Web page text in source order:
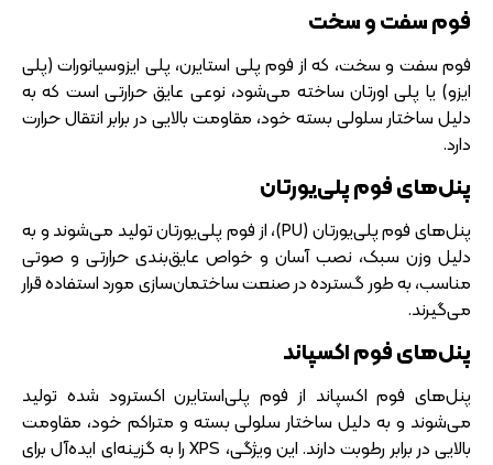
فوم سفت و سخت
فوم سفت و سخت، که از فوم پلی استایرن، پلی ایزوسیانورات (پلی
ایزو) یا پلی اورتان ساخته می‌شود، نوعی عایق حرارتی است که به
دلیل ساختار سلولی بسته خود، مقاومت بالایی در برابر انتقال حرارت
دارد.
پنل‌های فوم پلی‌یورتان
پنل‌های فوم پلی‌یورتان (PU)، از فوم پلی‌یورتان تولید می‌شوند و به
دلیل وزن سبک، نصب آسان و خواص عایق‌بندی حرارتی و صوتی
مناسب، به طور گسترده در صنعت ساختمان‌سازی مورد استفاده قرار
می‌گیرند.
پنل‌های فوم اکسپاند
پنل‌های فوم اکسپاند از فوم پلی‌استایرن اکسترود شده تولید
می‌شوند و به دلیل ساختار سلولی بسته و متراکم خود، مقاومت
بالایی در برابر رطوبت دارند. این ویژگی، XPS را به گزینه‌ای ایده‌آل برای